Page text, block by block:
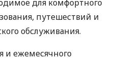
для комфортного
путешествий и
обслуживания.
и ежемесячного